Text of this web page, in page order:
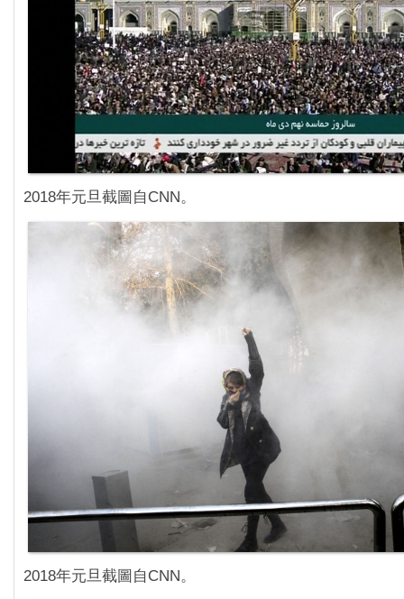
2018年元旦截圖自CNN。
2018年元旦截圖自CNN。